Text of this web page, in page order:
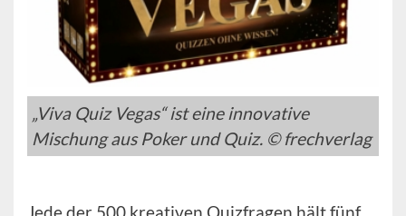
„Viva Quiz Vegas“ ist eine innovative
Mischung aus Poker und Quiz. © frechverlag
Jede der 500 kreativen Quizfragen hält fünf